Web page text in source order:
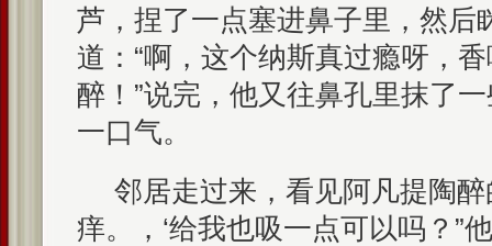
芦，捏了一点塞进鼻子里，然后
道：“啊，这个纳斯真过瘾呀，
醉！”说完，他又往鼻孔里抹了
一口气。
邻居走过来，看见阿凡提陶
痒。，‘给我也吸一点可以吗？”